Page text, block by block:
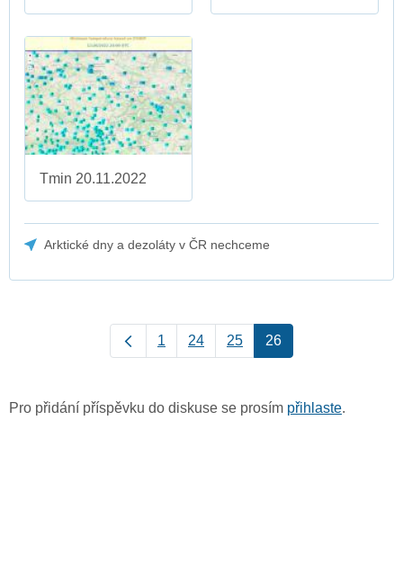
Tmin 20.11.2022
Arktické dny a dezoláty v ČR nechceme
1 24 25 26
Pro přidání příspěvku do diskuse se prosím přihlaste.